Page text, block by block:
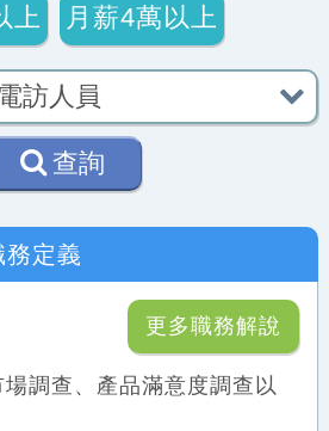
上 月薪4萬以上
查詢
務定義
更多職務解說
調查、產品滿意度調查以